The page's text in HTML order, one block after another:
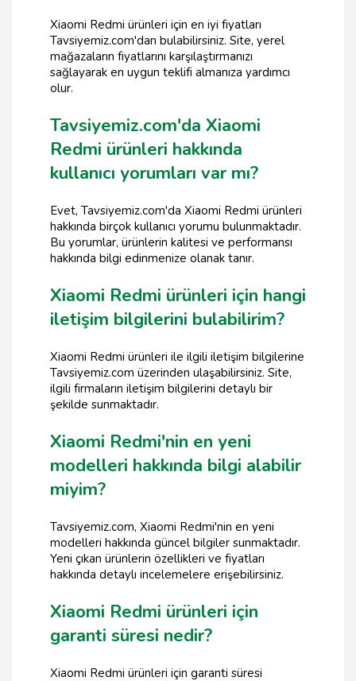
Xiaomi Redmi ürünleri için en iyi fiyatları
Tavsiyemiz.com'dan bulabilirsiniz. Site, yerel
mağazaların fiyatlarını karşılaştırmanızı
sağlayarak en uygun teklifi almanıza yardımcı
olur.
Tavsiyemiz.com'da Xiaomi
Redmi ürünleri hakkında
kullanıcı yorumları var mı?
Evet, Tavsiyemiz.com'da Xiaomi Redmi ürünleri
hakkında birçok kullanıcı yorumu bulunmaktadır.
Bu yorumlar, ürünlerin kalitesi ve performansı
hakkında bilgi edinmenize olanak tanır.
Xiaomi Redmi ürünleri için hangi
iletişim bilgilerini bulabilirim?
Xiaomi Redmi ürünleri ile ilgili iletişim bilgilerine
Tavsiyemiz.com üzerinden ulaşabilirsiniz. Site,
ilgili firmaların iletişim bilgilerini detaylı bir
şekilde sunmaktadır.
Xiaomi Redmi'nin en yeni
modelleri hakkında bilgi alabilir
miyim?
Tavsiyemiz.com, Xiaomi Redmi'nin en yeni
modelleri hakkında güncel bilgiler sunmaktadır.
Yeni çıkan ürünlerin özellikleri ve fiyatları
hakkında detaylı incelemelere erişebilirsiniz.
Xiaomi Redmi ürünleri için
garanti süresi nedir?
Xiaomi Redmi ürünleri için garanti süresi